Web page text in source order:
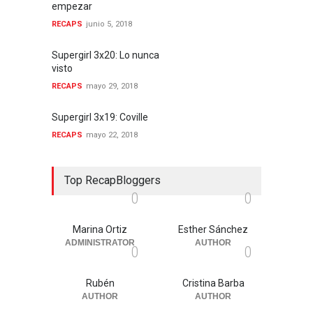
empezar
RECAPS junio 5, 2018
Supergirl 3x20: Lo nunca
visto
RECAPS mayo 29, 2018
Supergirl 3x19: Coville
RECAPS mayo 22, 2018
Top RecapBloggers
0
Marina Ortiz
ADMINISTRATOR
0
Esther Sánchez
AUTHOR
0
Rubén
AUTHOR
0
Cristina Barba
AUTHOR